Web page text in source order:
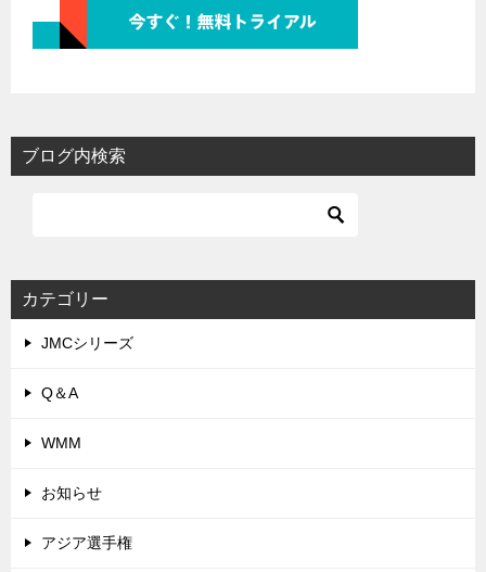
ブログ内検索
カテゴリー
JMCシリーズ
Q＆A
WMM
お知らせ
アジア選手権